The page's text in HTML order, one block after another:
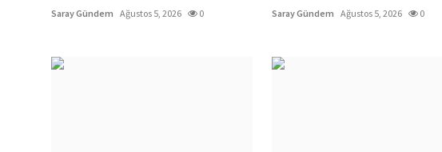
Saray Gündem Ağustos 5, 2026 0 Saray Gündem Ağustos 5, 2026 0